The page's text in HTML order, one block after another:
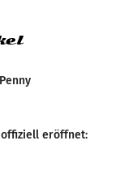
offiziell eröffnet: